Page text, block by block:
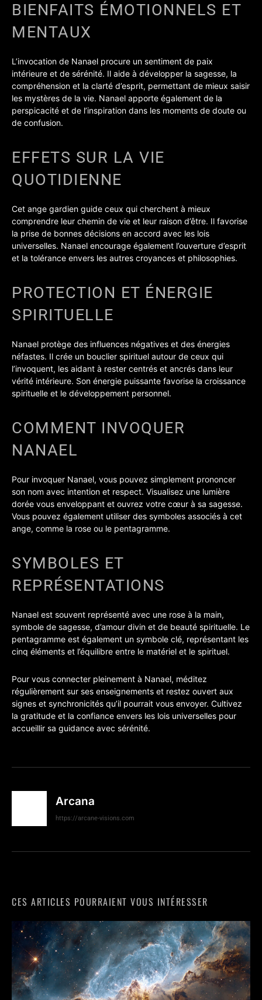
BIENFAITS ÉMOTIONNELS ET
MENTAUX
L’invocation de Nanael procure un sentiment de paix
intérieure et de sérénité. Il aide à développer la sagesse, la
compréhension et la clarté d’esprit, permettant de mieux saisir
les mystères de la vie. Nanael apporte également de la
perspicacité et de l’inspiration dans les moments de doute ou
de confusion.
EFFETS SUR LA VIE
QUOTIDIENNE
Cet ange gardien guide ceux qui cherchent à mieux
comprendre leur chemin de vie et leur raison d’être. Il favorise
la prise de bonnes décisions en accord avec les lois
universelles. Nanael encourage également l’ouverture d’esprit
et la tolérance envers les autres croyances et philosophies.
PROTECTION ET ÉNERGIE
SPIRITUELLE
Nanael protège des influences négatives et des énergies
néfastes. Il crée un bouclier spirituel autour de ceux qui
l’invoquent, les aidant à rester centrés et ancrés dans leur
vérité intérieure. Son énergie puissante favorise la croissance
spirituelle et le développement personnel.
COMMENT INVOQUER
NANAEL
Pour invoquer Nanael, vous pouvez simplement prononcer
son nom avec intention et respect. Visualisez une lumière
dorée vous enveloppant et ouvrez votre cœur à sa sagesse.
Vous pouvez également utiliser des symboles associés à cet
ange, comme la rose ou le pentagramme.
SYMBOLES ET
REPRÉSENTATIONS
Nanael est souvent représenté avec une rose à la main,
symbole de sagesse, d’amour divin et de beauté spirituelle. Le
pentagramme est également un symbole clé, représentant les
cinq éléments et l’équilibre entre le matériel et le spirituel.
Pour vous connecter pleinement à Nanael, méditez
régulièrement sur ses enseignements et restez ouvert aux
signes et synchronicités qu’il pourrait vous envoyer. Cultivez
la gratitude et la confiance envers les lois universelles pour
accueillir sa guidance avec sérénité.
Arcana
https://arcane-visions.com
CES ARTICLES POURRAIENT VOUS INTÉRESSER